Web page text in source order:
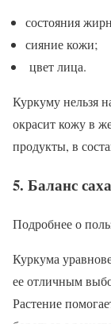
состояния
сияние кожи;
цвет лица.
Куркуму нельзя
окрасит кожу в
продукты, в
5. Баланс
Подробнее о
Куркума
ее отличным
Растение